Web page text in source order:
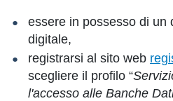
essere in possesso di un
digitale,
registrarsi al sito web
scegliere il profilo “
l'accesso alle Banche